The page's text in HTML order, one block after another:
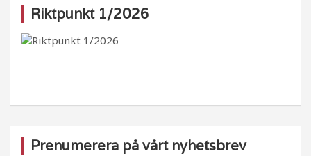
e
b
k
g
ra
o
k
Riktpunkt 1/2026
Prenumerera på vårt nyhetsbrev